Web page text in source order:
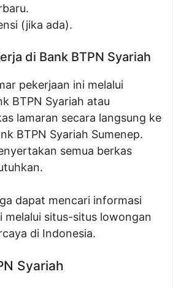
(jika ada).
di Bank BTPN Syariah
pekerjaan ini melalui
BTPN Syariah atau
lamaran secara langsung ke
BTPN Syariah Sumenep.
semua berkas
dapat mencari informasi
melalui situs-situs lowongan
di Indonesia.
Syariah